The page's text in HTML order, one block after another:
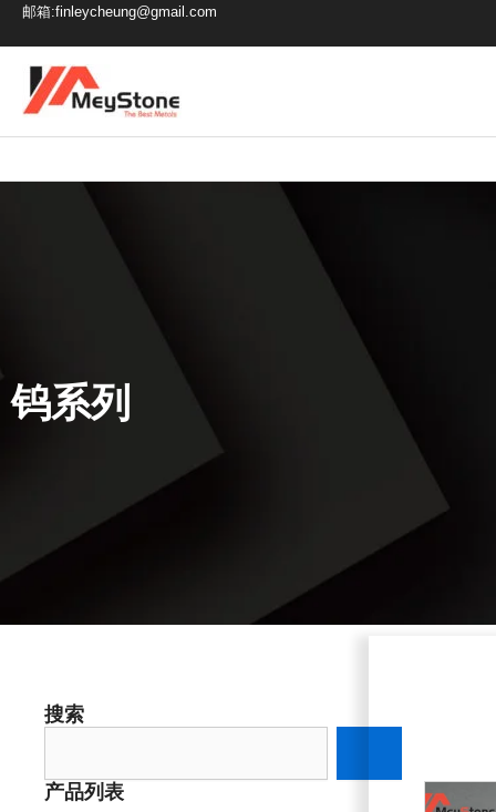
邮箱:finleycheung@gmail.com
钨系列
搜索
产品列表